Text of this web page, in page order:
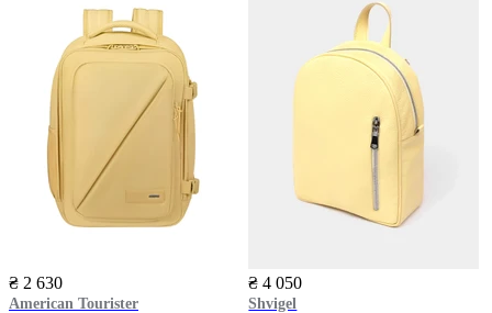
₴ 2 630
American Tourister
₴ 4 050
Shvigel